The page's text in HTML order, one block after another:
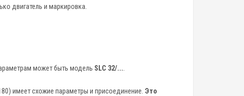
двигатель и маркировка.
может быть модель SLC 32/....
имеет схожие параметры и присоединение. Это